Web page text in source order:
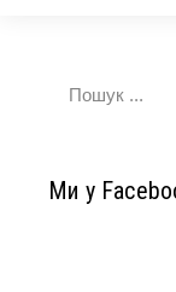
Ми у